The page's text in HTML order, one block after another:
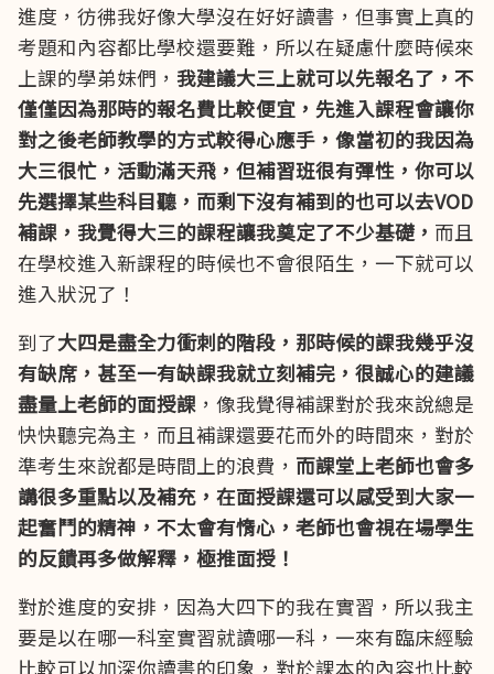
進度，彷彿我好像大學沒在好好讀書，但事實上真的
考題和內容都比學校還要難，所以在疑慮什麼時候來
上課的學弟妹們， 我建議大三上就可以先報名了，不
僅僅因為那時的報名費比較便宜，先進入課程會讓你
對之後老師教學的方式較得心應手，像當初的我因為
大三很忙，活動滿天飛，但補習班很有彈性，你可以
先選擇某些科目聽，而剩下沒有補到的也可以去VOD
補課，我覺得大三的課程讓我奠定了不少基礎， 而且
在學校進入新課程的時候也不會很陌生，一下就可以
進入狀況了！
到了大四是盡全力衝刺的階段，那時候的課我幾乎沒
有缺席，甚至一有缺課我就立刻補完，很誠心的建議
盡量上老師的面授課 ，像我覺得補課對於我來說總是
快快聽完為主，而且補課還要花而外的時間來，對於
準考生來說都是時間上的浪費， 而課堂上老師也會多
講很多重點以及補充，在面授課還可以感受到大家一
起奮鬥的精神，不太會有惰心，老師也會視在場學生
的反饋再多做解釋，極推面授！
對於進度的安排，因為大四下的我在實習，所以我主
要是以在哪一科室實習就讀哪一科，一來有臨床經驗
比較可以加深你讀書的印象，對於課本的內容也比較